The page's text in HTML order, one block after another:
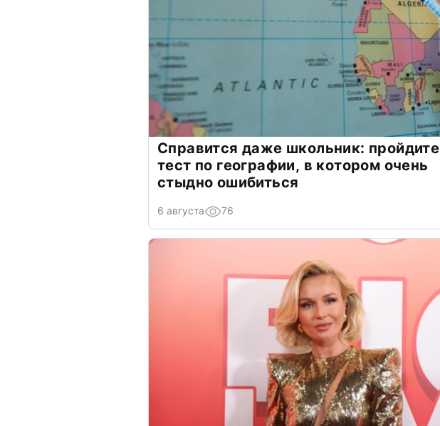
Справится даже школьник: пройдите
тест по географии, в котором очень
стыдно ошибиться
6 августа 76